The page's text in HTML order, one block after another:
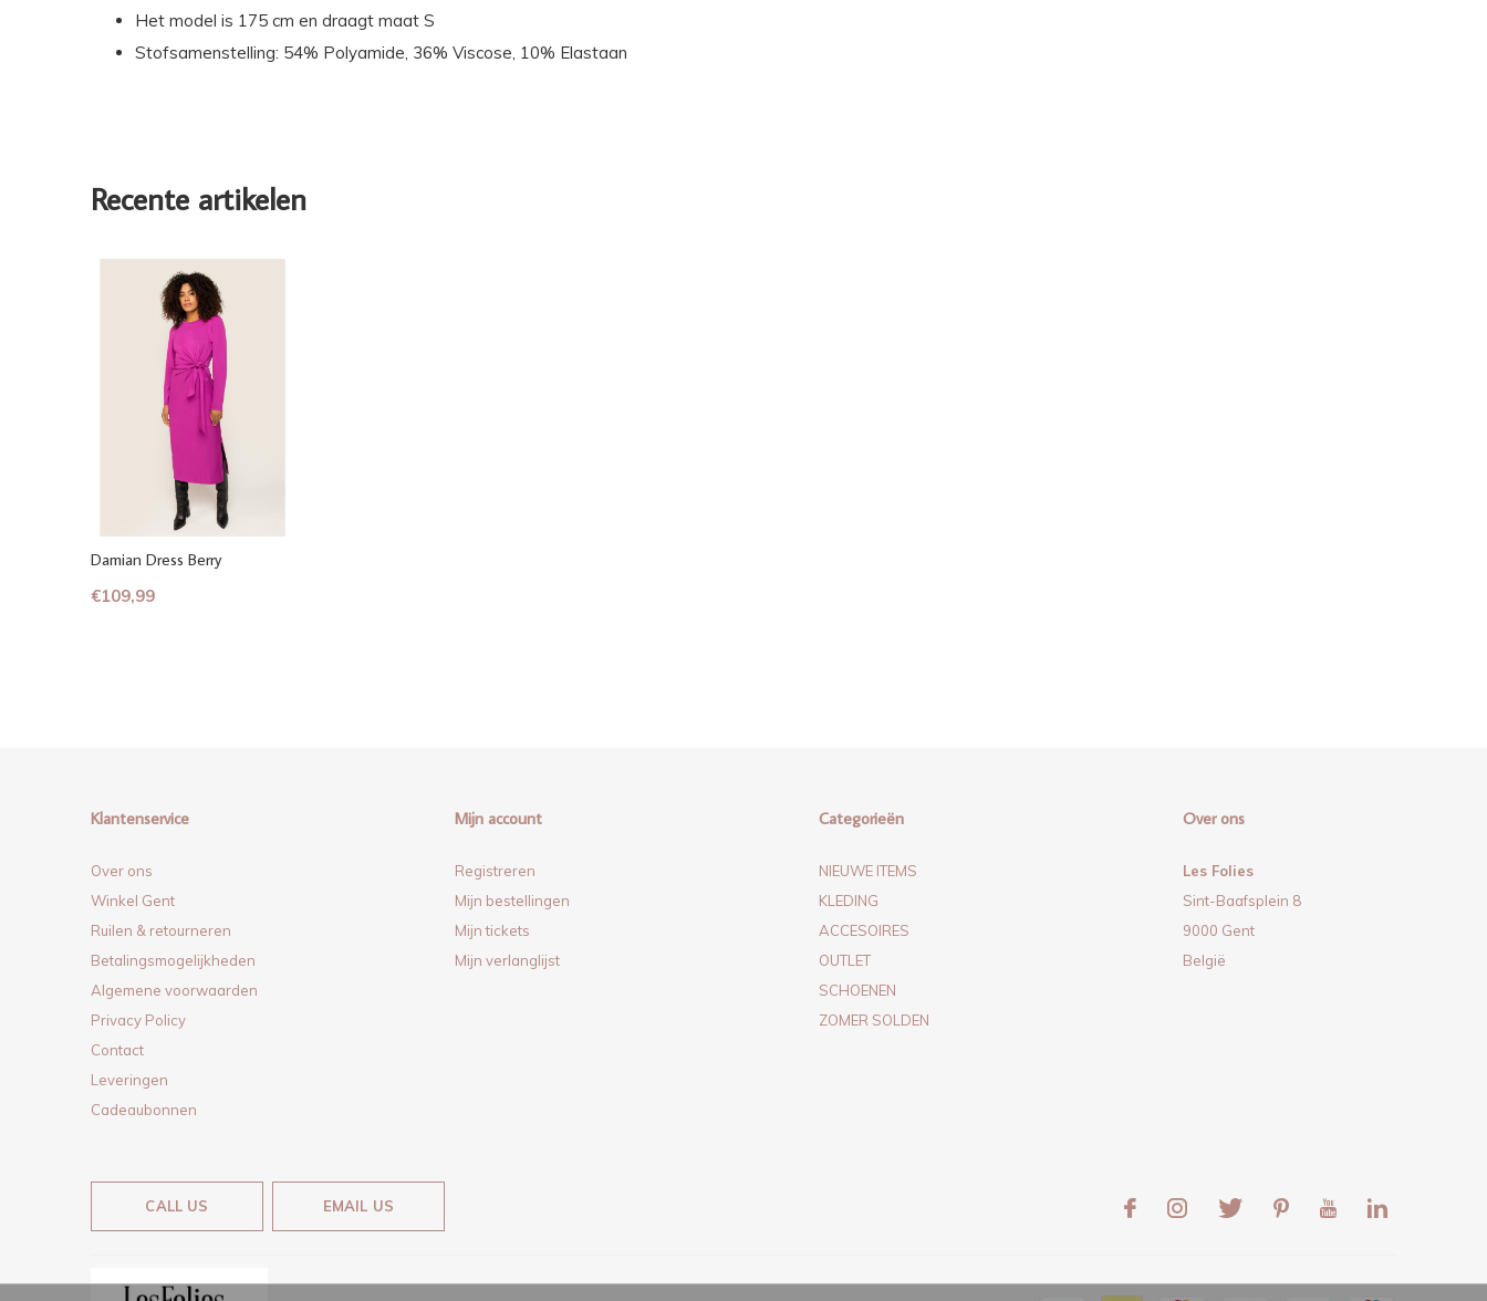
Het model is 175 cm en draagt maat S
Stofsamenstelling: 54% Polyamide, 36% Viscose, 10% Elastaan
Recente artikelen
Damian Dress Berry
€109,99
Klantenservice
Over ons
Winkel Gent
Ruilen & retourneren
Betalingsmogelijkheden
Algemene voorwaarden
Privacy Policy
Contact
Leveringen
Cadeaubonnen
Mijn account
Registreren
Mijn bestellingen
Mijn tickets
Mijn verlanglijst
Categorieën
NIEUWE ITEMS
KLEDING
ACCESOIRES
OUTLET
SCHOENEN
ZOMER SOLDEN
Over ons
Les Folies
Sint-Baafsplein 8
9000 Gent
België
CALL US EMAIL US